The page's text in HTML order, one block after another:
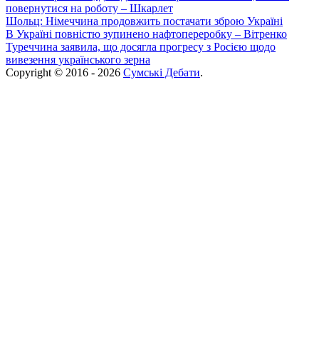
повернутися на роботу – Шкарлет
Шольц: Німеччина продовжить постачати зброю Україні
В Україні повністю зупинено нафтопереробку – Вітренко
Туреччина заявила, що досягла прогресу з Росією щодо
вивезення українського зерна
Copyright © 2016 - 2026 Сумські Дебати.